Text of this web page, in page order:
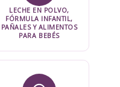
LECHE EN POLVO,
FÓRMULA INFANTIL,
PAÑALES Y ALIMENTOS
PARA BEBÉS